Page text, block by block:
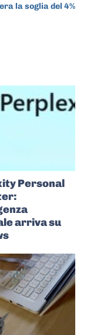
la soglia del 4%
Personal
arriva su